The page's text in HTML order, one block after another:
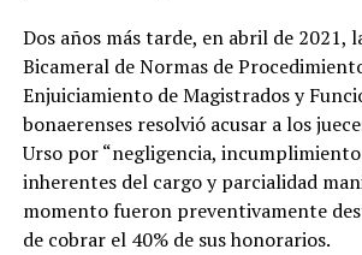
Dos años más tarde, en abril de 2021,
Bicameral de Normas de
Enjuiciamiento de Magistrados y
bonaerenses resolvió acusar a los
Urso por “negligencia, incumplimiento
inherentes del cargo y parcialidad
momento fueron preventivamente
de cobrar el 40% de sus honorarios.